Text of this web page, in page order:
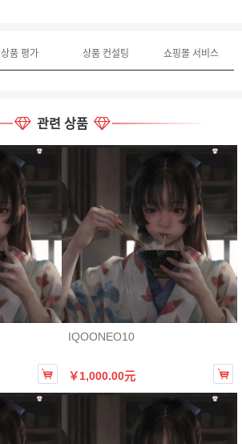
상품 평가 상품 컨설팅 쇼핑몰 서비스
관련 상품

IQOONEO10
￥1,000.00元 